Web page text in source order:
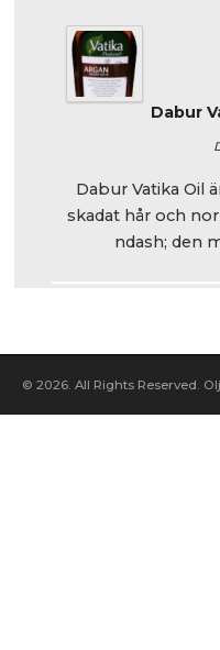
Dabur
Dabur Vatika Oil
skadat hår och
ndash; den
© 2026. All Rights Reserved.